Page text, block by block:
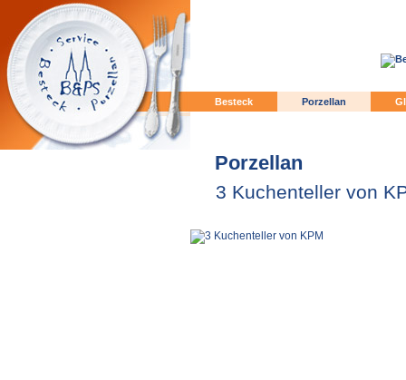
Besteck Porzellan
Porzellan
3 Kuchenteller von